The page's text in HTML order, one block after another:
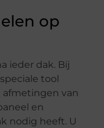
op
ieder dak. Bij
tool
afmetingen van
en
nodig heeft. U